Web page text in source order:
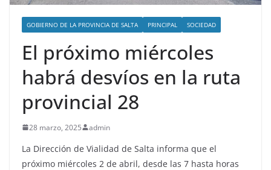
GOBIERNO DE LA PROVINCIA DE SALTA PRINCIPAL SOCIEDAD
El próximo miércoles
habrá desvíos en la ruta
provincial 28
28 marzo, 2025 admin
La Dirección de Vialidad de Salta informa que el
próximo miércoles 2 de abril, desde las 7 hasta horas